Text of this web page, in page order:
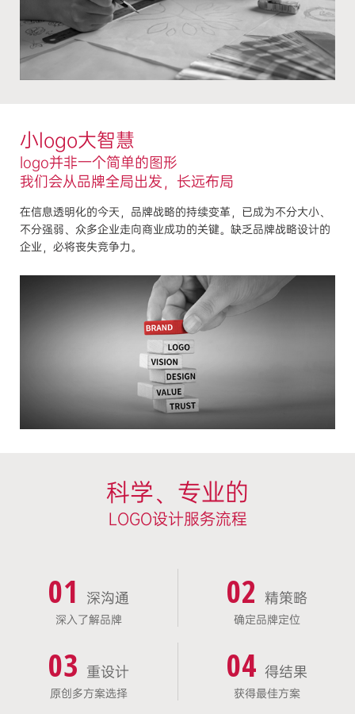
小logo大智慧
logo并非一个简单的图形
我们会从品牌全局出发，长远布局
在信息透明化的今天，品牌战略的持续变革，已成为不分大小、
不分强弱、众多企业走向商业成功的关键。缺乏品牌战略设计的
企业，必将丧失竞争力。
科学、专业的
LOGO设计服务流程
01 深沟通
深入了解品牌
02 精策略
确定品牌定位
03 重设计
原创多方案选择
04 得结果
获得最佳方案